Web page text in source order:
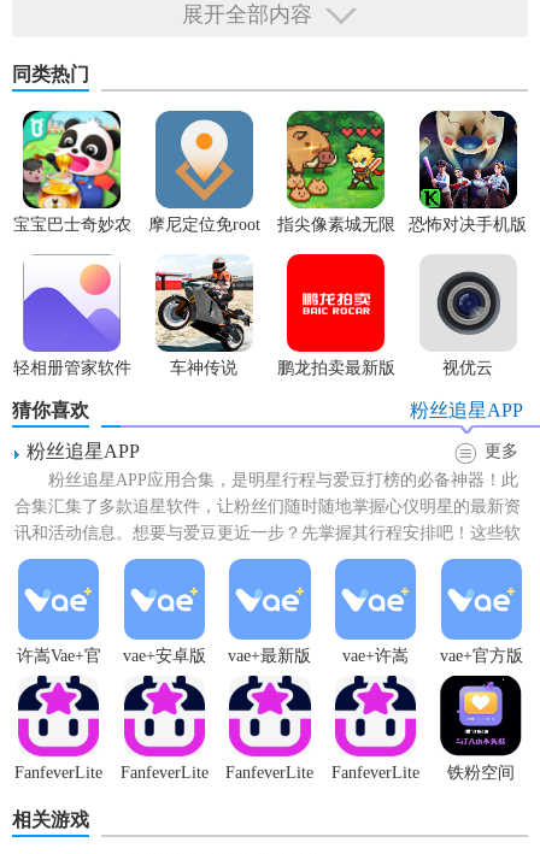
【饭团BIGBANG最新版特色】
1. 实时资讯：第一时间更新BIGBANG的最新消息，包括音乐
发布、演唱会安排、综艺节目等。
2. 粉丝社区：提供互动交流平台，让用户可以分享照片、视
频、文字等，与其他粉丝共同讨论。
3. 周边商城：丰富的BIGBANG周边商品，包括专辑、海报、
T恤等，支持在线购买。
【饭团BIGBANG最新版亮点】
1. 个性化设置：用户可以根据自己的喜好设置应用主题，如
展开全部内容
同类热门
宝宝巴士奇妙农
场最新版
摩尼定位免root
指尖像素城无限
代金券版
恐怖对决手机版
轻相册管家软件 车神传说 鹏龙拍卖最新版 视优云
猜你喜欢
粉丝追星APP
粉丝追星APP
更多
粉丝追星APP应用合集，是明星行程与爱豆打榜的必备神器！此
合集汇集了多款追星软件，让粉丝们随时随地掌握心仪明星的最新资
讯和活动信息。想要与爱豆更近一步？先掌握其行程安排吧！这些软
件不仅提供明星的实时行...
许嵩Vae+官
方版
vae+安卓版
vae+最新版
本
vae+许嵩 vae+官方版
FanfeverLite
FanfeverLite
FanfeverLite
FanfeverLite
铁粉空间
相关游戏